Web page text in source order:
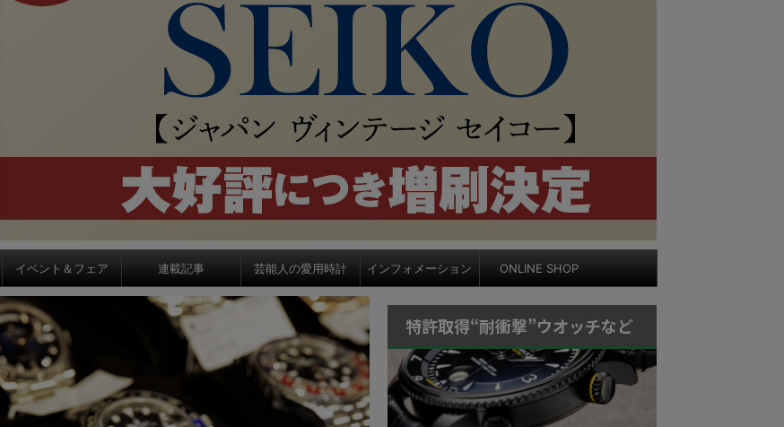
イベント＆フェア 連載記事 芸能人の愛用時計 インフォメーション ONLINE SHOP
特許取得“耐衝撃”ウオッチなど